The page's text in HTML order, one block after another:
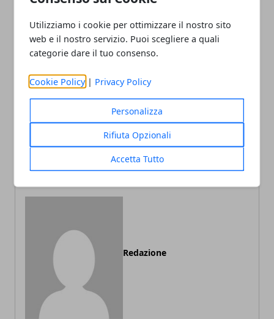
Utilizziamo i cookie per ottimizzare il nostro sito
web e il nostro servizio. Puoi scegliere a quali
categorie dare il tuo consenso.
Cookie Policy | Privacy Policy
Personalizza
Rifiuta Opzionali
Accetta Tutto
Facebook
TwitterWhatsapp
Articolo Precedente
Visitare Bratislava
Articolo Successivo
Inquinamento, veleno per i
Redazione